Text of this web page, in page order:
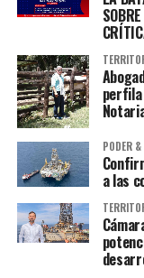
PODER &
a las